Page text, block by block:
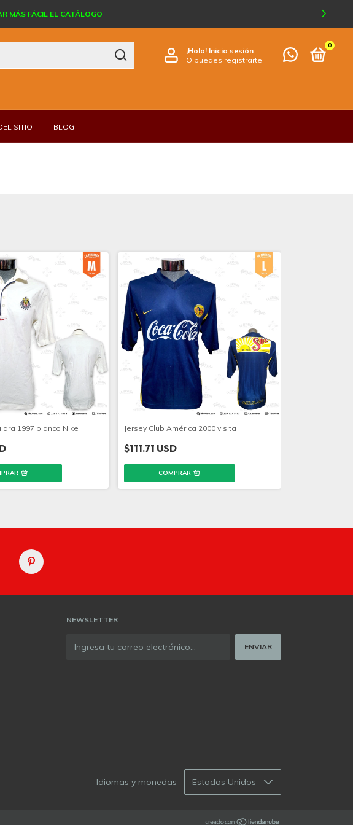
MÁS FÁCIL EL CATÁLOGO
¡Hola! Inicia sesión
O puedes registrarte
0
SITIO BLOG
1997 blanco Nike Jersey Club América 2000 visita
$111.71 USD
COMPRAR
NEWSLETTER
Idiomas y monedas